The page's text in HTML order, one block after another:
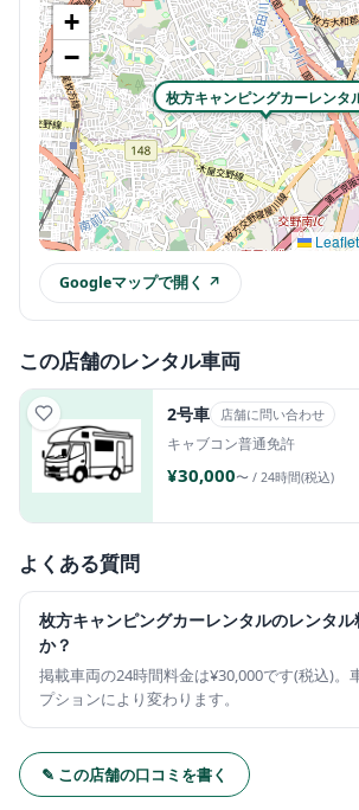
枚方キャンピングカーレンタ
+
−
Leaflet
Googleマップで開く ↗
この店舗のレンタル車両
2号車 店舗に問い合わせ
キャブコン普通免許
¥30,000〜 / 24時間(税込)
よくある質問
枚方キャンピングカーレンタルのレンタ
か？
掲載車両の24時間料金は¥30,000です(税込)。
プションにより変わります。
✎ この店舗の口コミを書く